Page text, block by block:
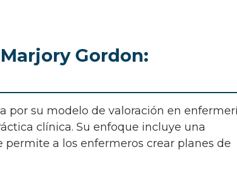
Gordon:
clínica. Su enfoque incluye una
a los enfermeros crear planes de